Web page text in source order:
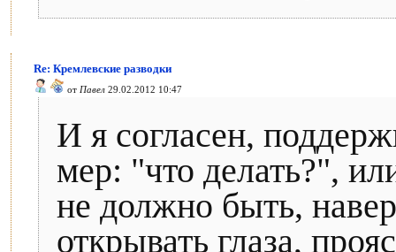
Re: Кремлевские разводки
от Павел 29.02.2012 10:47
И я согласен,
мер: "что делать?",
не должно быть,
открывать глаза,